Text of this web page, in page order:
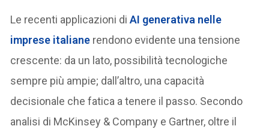
Le recenti applicazioni diAI generativa nelle
imprese italiane rendono evidente una tensione
crescente: da un lato, possibilità tecnologiche
sempre più ampie; dall’altro, una capacità
decisionale che fatica a tenere il passo. Secondo
analisi di McKinsey & Company e Gartner, oltre il